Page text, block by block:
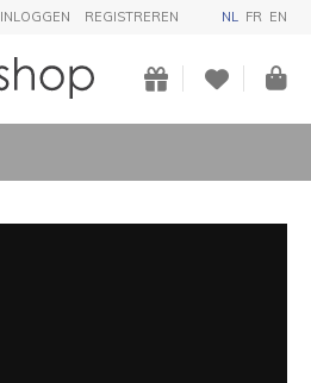
INLOGGEN REGISTREREN NL FR EN